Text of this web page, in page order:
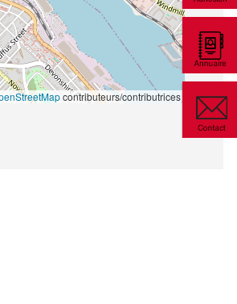
contributeurs/contributrices